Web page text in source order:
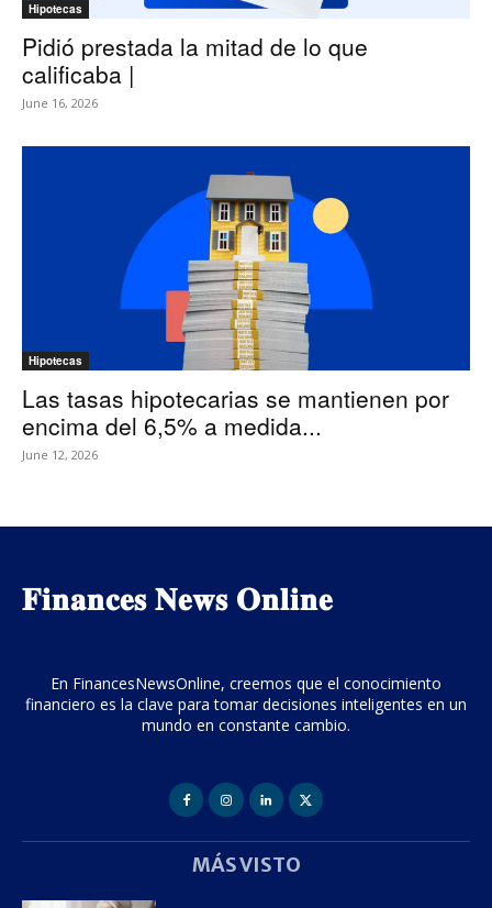
Hipotecas
Pidió prestada la mitad de lo que
calificaba |
June 16, 2026
Hipotecas
Las tasas hipotecarias se mantienen por
encima del 6,5% a medida...
June 12, 2026
𝐅𝐢𝐧𝐚𝐧𝐜𝐞𝐬 𝐍𝐞𝐰𝐬 𝐎𝐧𝐥𝐢𝐧𝐞
En FinancesNewsOnline, creemos que el conocimiento
financiero es la clave para tomar decisiones inteligentes en un
mundo en constante cambio.
MÁS VISTO